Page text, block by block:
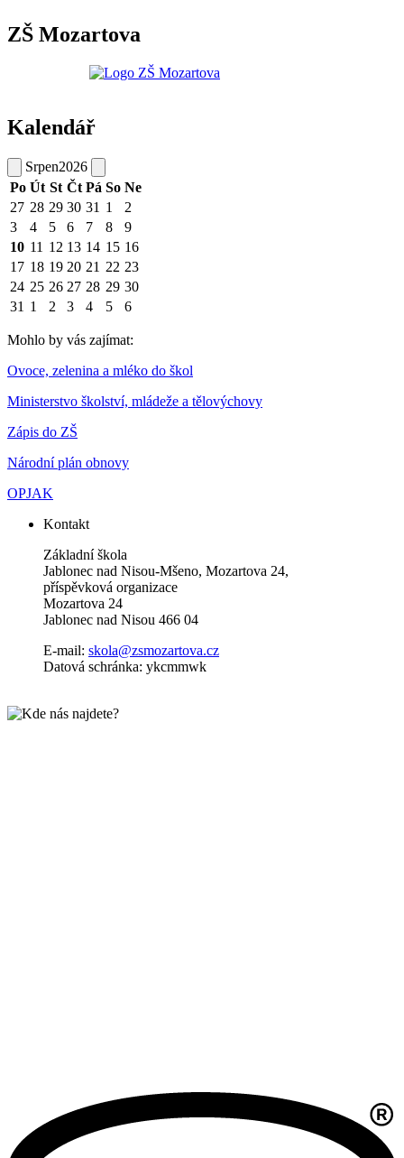
ZŠ Mozartova
Kalendář
Srpen2026
Po Út St Čt Pá So Ne
27 28 29 30 31 1
2
3
4 5 6 7 8
9
10 11 12 13 14 15 16
17 18 19 20 21 22 23
24 25 26 27 28 29 30
31 1 2 3 4 5 6
Mohlo by vás zajímat:
Ovoce, zelenina a mléko do škol
Ministerstvo školství, mládeže a tělovýchovy
Zápis do ZŠ
Národní plán obnovy
OPJAK
Kontakt
Základní škola
Jablonec nad Nisou-Mšeno, Mozartova 24,
příspěvková organizace
Mozartova 24
Jablonec nad Nisou 466 04
E-mail: skola@zsmozartova.cz
Datová schránka: ykcmmwk